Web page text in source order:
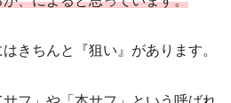
きちんと『狙い』があります。